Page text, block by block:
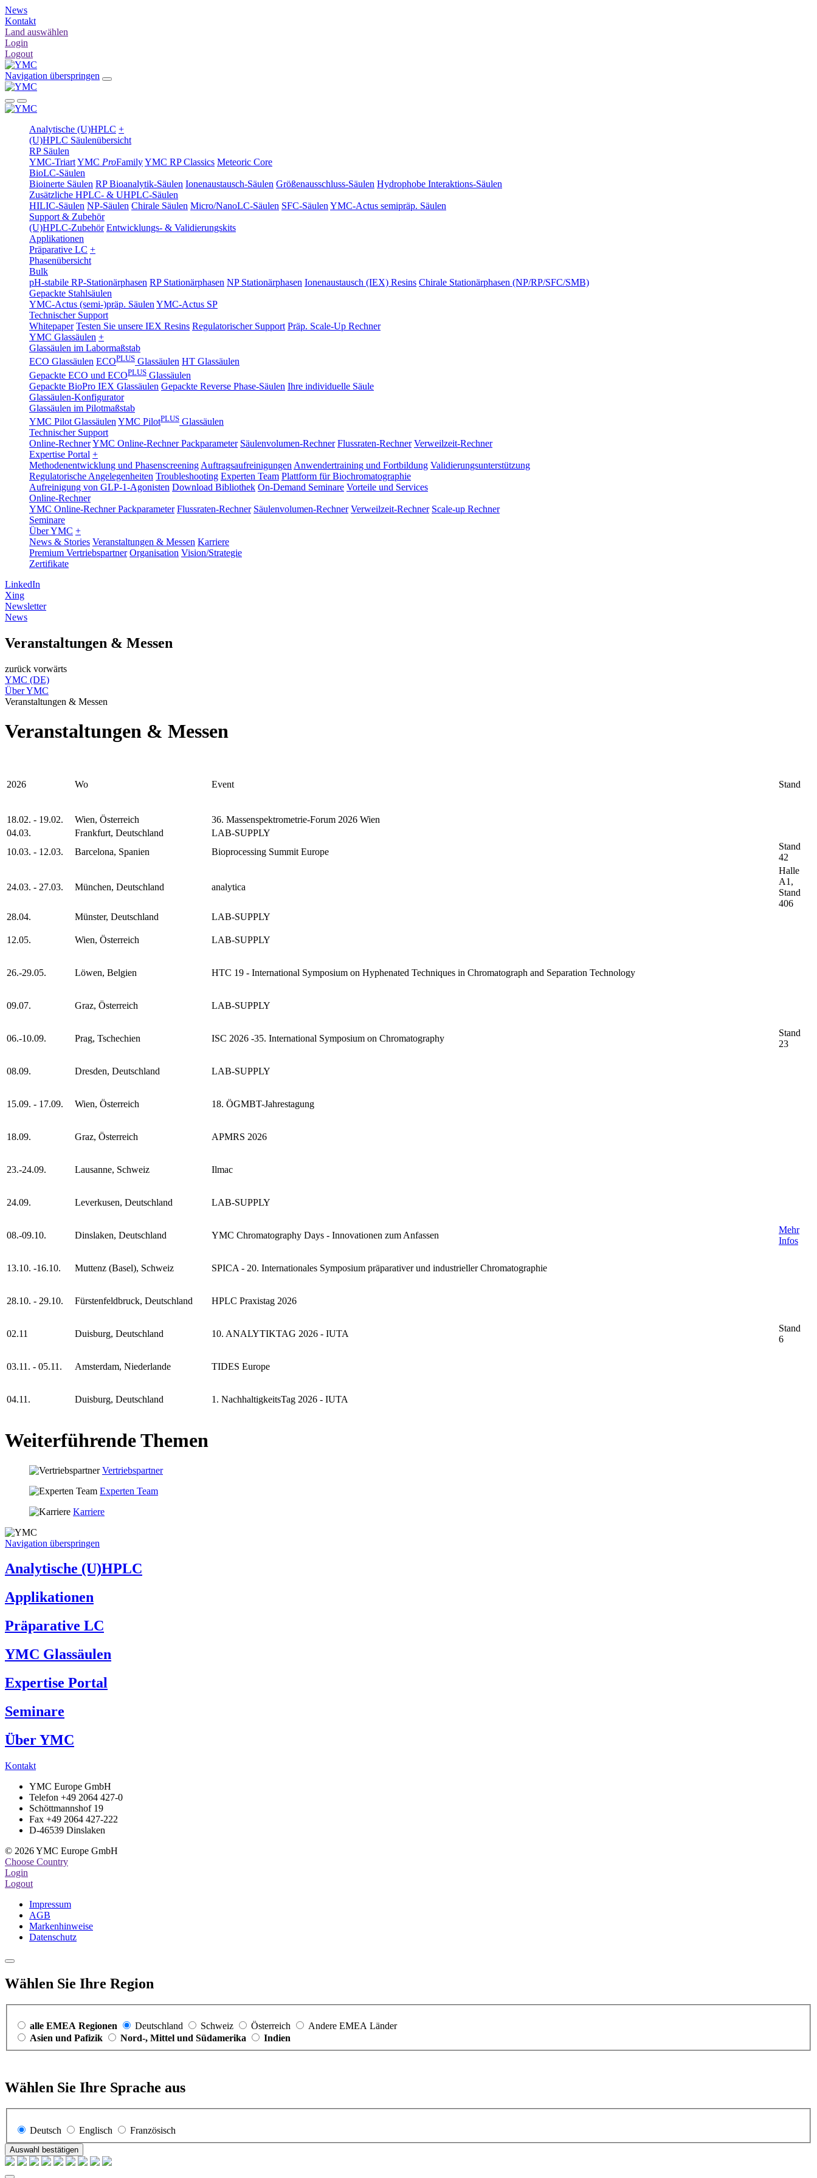
News
Kontakt
Land auswählen
Login
Logout
Navigation überspringen
Analytische (U)HPLC +
(U)HPLC Säulenübersicht
RP Säulen
YMC-TriartYMC ProFamilyYMC RP Classics Meteoric Core
BioLC-Säulen
Bioinerte Säulen RP Bioanalytik-Säulen Ionenaustausch-Säulen Größenausschluss-Säulen Hydrophobe Interaktions-Säulen
Zusätzliche HPLC- & UHPLC-Säulen
HILIC-Säulen NP-Säulen Chirale Säulen Micro/NanoLC-Säulen SFC-Säulen YMC-Actus semipräp. Säulen
Support & Zubehör
(U)HPLC-Zubehör Entwicklungs- & Validierungskits
Applikationen
Präparative LC +
Phasenübersicht
Bulk
pH-stabile RP-Stationärphasen RP Stationärphasen NP Stationärphasen Ionenaustausch (IEX) Resins Chirale Stationärphasen (NP/RP/SFC/SMB)
Gepackte Stahlsäulen
YMC-Actus (semi-)präp. Säulen YMC-Actus SP
Technischer Support
Whitepaper Testen Sie unsere IEX Resins Regulatorischer Support Präp. Scale-Up Rechner
YMC Glassäulen +
Glassäulen im Labormaßstab
ECO Glassäulen ECOPLUS Glassäulen HT Glassäulen
Gepackte ECO und ECOPLUS Glassäulen
Gepackte BioPro IEX Glassäulen Gepackte Reverse Phase-Säulen Ihre individuelle Säule
Glassäulen-Konfigurator
Glassäulen im Pilotmaßstab
YMC Pilot Glassäulen YMC PilotPLUS Glassäulen
Technischer Support
Online-RechnerYMC Online-Rechner Packparameter Säulenvolumen-Rechner Flussraten-Rechner Verweilzeit-Rechner
Expertise Portal +
Methodenentwicklung und Phasenscreening Auftragsaufreinigungen Anwendertraining und Fortbildung Validierungsunterstützung
Regulatorische Angelegenheiten Troubleshooting Experten Team Plattform für Biochromatographie
Aufreinigung von GLP-1-Agonisten Download Bibliothek On-Demand Seminare Vorteile und Services
Online-Rechner
YMC Online-Rechner Packparameter Flussraten-Rechner Säulenvolumen-Rechner Verweilzeit-Rechner Scale-up Rechner
Seminare
Über YMC +
News & Stories Veranstaltungen & Messen Karriere
Premium Vertriebspartner Organisation Vision/Strategie
Zertifikate
LinkedIn
Xing
Newsletter
News
Veranstaltungen & Messen
zurück vorwärts
YMC (DE)
Über YMC
Veranstaltungen & Messen
Veranstaltungen & Messen
2026 Wo Event Stand
18.02. - 19.02. Wien, Österreich
36. Massenspektrometrie-Forum 2026 Wien
04.03.
Frankfurt, Deutschland
LAB-SUPPLY
10.03. - 12.03.
Barcelona, Spanien Bioprocessing Summit Europe
Stand
42
24.03. - 27.03. München, Deutschland analytica
Halle
A1,
Stand
406
28.04.
Münster, Deutschland LAB-SUPPLY
12.05. Wien, Österreich LAB-SUPPLY
26.-29.05. Löwen, Belgien HTC 19 - International Symposium on Hyphenated Techniques in Chromatograph and Separation Technology
09.07. Graz, Österreich LAB-SUPPLY
06.-10.09. Prag, Tschechien ISC 2026 -35. International Symposium on Chromatography
Stand
23
08.09. Dresden, Deutschland LAB-SUPPLY
15.09. - 17.09. Wien, Österreich 18. ÖGMBT-Jahrestagung
18.09. Graz, Österreich APMRS 2026
23.-24.09. Lausanne, Schweiz Ilmac
24.09. Leverkusen, Deutschland LAB-SUPPLY
08.-09.10. Dinslaken, Deutschland YMC Chromatography Days - Innovationen zum Anfassen
Mehr
Infos
13.10. -16.10. Muttenz (Basel), Schweiz SPICA - 20. Internationales Symposium präparativer und industrieller Chromatographie
28.10. - 29.10. Fürstenfeldbruck, Deutschland HPLC Praxistag 2026
02.11 Duisburg, Deutschland 10. ANALYTIKTAG 2026 - IUTA
Stand
6
03.11. - 05.11. Amsterdam, Niederlande TIDES Europe
04.11. Duisburg, Deutschland 1. NachhaltigkeitsTag 2026 - IUTA
Weiterführende Themen
Vertriebspartner
Experten Team
Karriere
Navigation überspringen
Analytische (U)HPLC
Applikationen
Präparative LC
YMC Glassäulen
Expertise Portal
Seminare
Über YMC
Kontakt
YMC Europe GmbH
Telefon +49 2064 427-0
Schöttmannshof 19
Fax +49 2064 427-222
D-46539 Dinslaken
© 2026 YMC Europe GmbH
Choose Country
Login
Logout
Impressum
AGB
Markenhinweise
Datenschutz
Wählen Sie Ihre Region
alle EMEA Regionen Deutschland Schweiz Österreich
Andere EMEA Länder
Asien und Pafizik
Nord-, Mittel und Südamerika Indien
Wählen Sie Ihre Sprache aus
Deutsch Englisch Französisch
Auswahl bestätigen